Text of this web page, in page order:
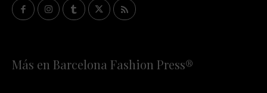
Más en Barcelona Fashion Press®